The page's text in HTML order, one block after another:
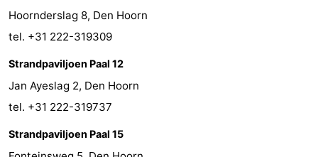
Sportangeln
Seehunden
Essen
und
Veranstaltungen
Forum
Hoornderslag 8, Den Hoorn
tel. +31 222-319309
Strandpaviljoen Paal 12
Jan Ayeslag 2, Den Hoorn
tel. +31 222-319737
Strandpaviljoen Paal 15